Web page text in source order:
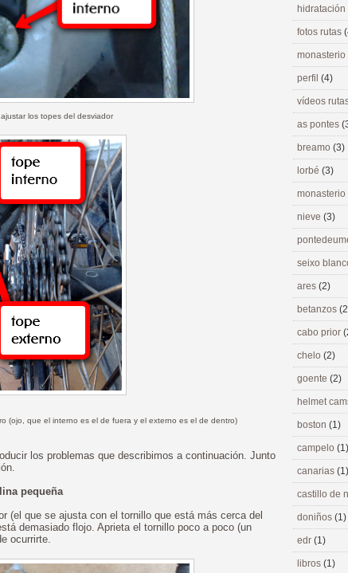
los topes del desviador
(ojo, que el interno es el de fuera y el externo es el de dentro)
los problemas que describimos a continuación. Junto
pequeña
(el que se ajusta con el tornillo que está más cerca del
demasiado flojo. Aprieta el tornillo poco a poco (un
ocurrirte.
hidratación
fotos rutas
perfil (4)
vídeos
as pontes
breamo (3)
lorbé (3)
nieve (3)
seixo
ares (2)
betanzos
cabo prior
chelo (2)
goente (2)
helmet
boston (1)
campelo (1)
canarias (1)
castillo de
doniños (1)
edr (1)
libros (1)